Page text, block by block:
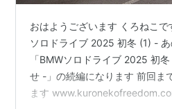
おはようございます くろねこ
ソロドライブ 2025 初冬 (1) - あ
「BMWソロドライブ 2025 初
せ -」の続編になります 前回ま
ます